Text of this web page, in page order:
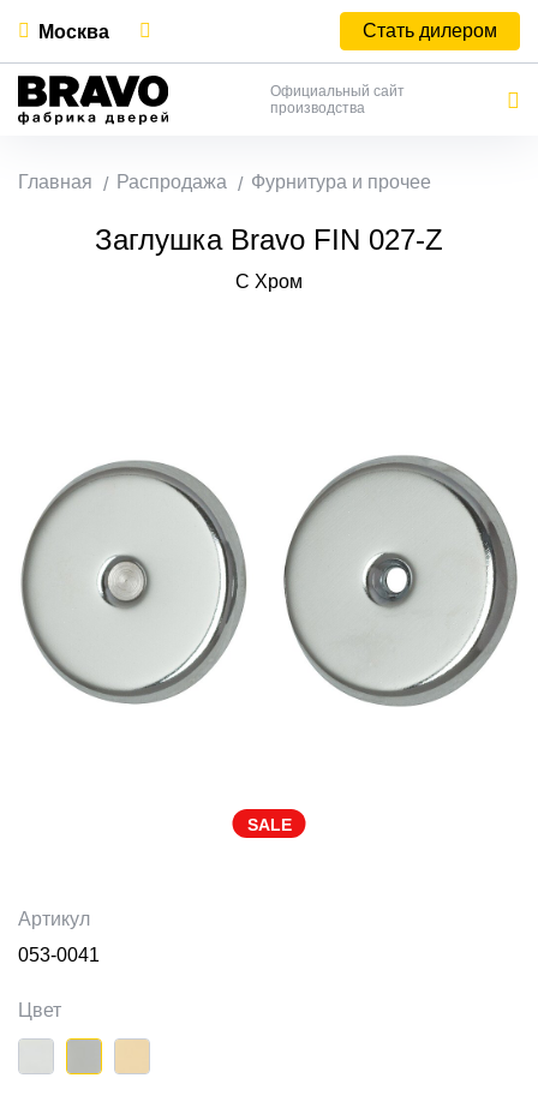
Москва Стать дилером
Официальный сайт
производства
Главная Распродажа Фурнитура и прочее
Заглушка Bravo FIN 027-Z
C Хром
SALE
Артикул
053-0041
Цвет